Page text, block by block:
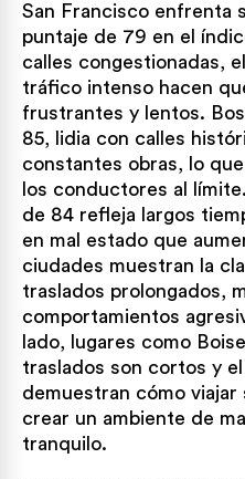
San Francisco enfrenta
puntaje de 79 en el
calles congestionadas,
tráfico intenso hacen
frustrantes y lentos.
85, lidia con calles
constantes obras, lo
los conductores al
de 84 refleja largos
en mal estado que
ciudades muestran la
traslados prolongados,
comportamientos
lado, lugares como
traslados son cortos y
demuestran cómo
crear un ambiente de
tranquilo.